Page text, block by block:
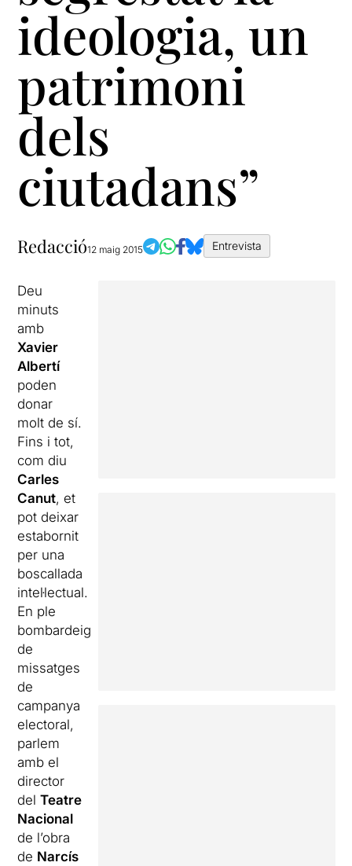
ideologia, un
patrimoni
dels
ciutadans”
Redacció12 maig 2015 Entrevista
Deu
minuts
amb
Xavier
Albertí
poden
donar
molt de sí.
Fins i tot,
com diu
Carles
Canut, et
pot deixar
estabornit
per una
boscallada
intel·lectual.
En ple
bombardeig
de
missatges
de
campanya
electoral,
parlem
amb el
director
delTeatre
Nacional
de l’obra
de Narcís